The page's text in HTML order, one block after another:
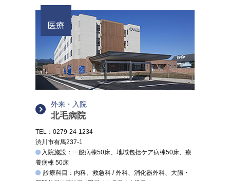
医療
外来・入院
北毛病院
TEL：0279-24-1234
渋川市有馬237-1
入院施設：一般病棟50床、地域包括ケア病棟50床、療
養病棟 50床
診療科目：内科、救急科 / 外科、消化器外科、大腸・